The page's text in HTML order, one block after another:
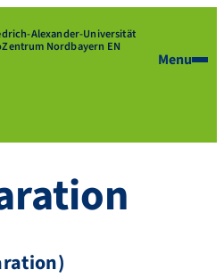
Alexander-Universität
Nordbayern EN
Menu